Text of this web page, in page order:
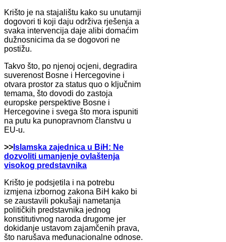
Krišto je na stajalištu kako su unutarnji
dogovori ti koji daju održiva rješenja a
svaka intervencija daje alibi domaćim
dužnosnicima da se dogovori ne
postižu.
Takvo što, po njenoj ocjeni, degradira
suverenost Bosne i Hercegovine i
otvara prostor za status quo o ključnim
temama, što dovodi do zastoja
europske perspektive Bosne i
Hercegovine i svega što mora ispuniti
na putu ka punopravnom članstvu u
EU-u.
>> Islamska zajednica u BiH: Ne
dozvoliti umanjenje ovlaštenja
visokog predstavnika
Krišto je podsjetila i na potrebu
izmjena izbornog zakona BiH kako bi
se zaustavili pokušaji nametanja
političkih predstavnika jednog
konstitutivnog naroda drugome jer
dokidanje ustavom zajamčenih prava,
što narušava međunacionalne odnose.